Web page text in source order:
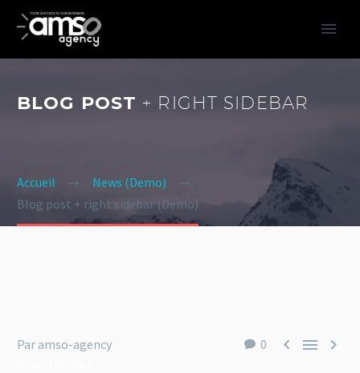
BLOG POST+ RIGHT SIDEBAR
Accueil
News (Demo)
Blog post + right sidebar (Demo)
0   
Par amso-agency